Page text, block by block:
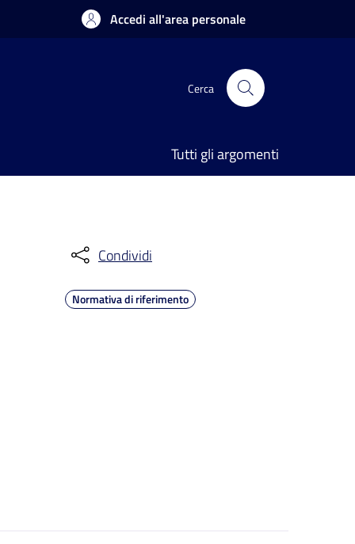
Accedi all'area personale
Cerca
Tutti gli argomenti
Condividi
Normativa di riferimento